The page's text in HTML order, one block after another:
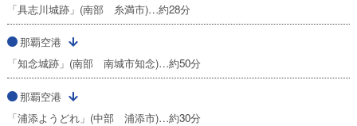
「具志川城跡」(南部 糸満市)…約28分
那覇空港
「知念城跡」(南部 南城市知念)…約50分
那覇空港
「浦添ようどれ」(中部 浦添市)…約30分